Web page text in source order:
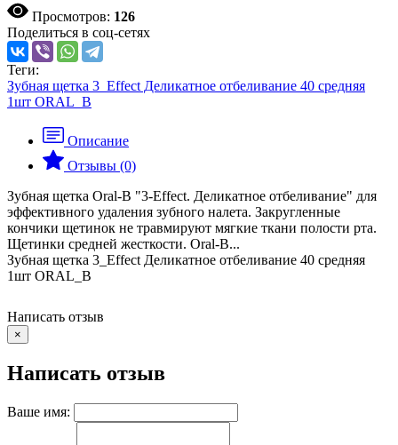
Просмотров: 126
Поделиться в соц-сетях
Теги:
Зубная щетка 3_Effect Деликатное отбеливание 40 средняя
1шт ORAL_B
Описание
Отзывы (0)
Зубная щетка Oral-B "3-Effect. Деликатное отбеливание" для
эффективного удаления зубного налета. Закругленные
кончики щетинок не травмируют мягкие ткани полости рта.
Щетинки средней жесткости. Oral-B...
Зубная щетка 3_Effect Деликатное отбеливание 40 средняя
1шт ORAL_B
Написать отзыв
×
Написать отзыв
Ваше имя: